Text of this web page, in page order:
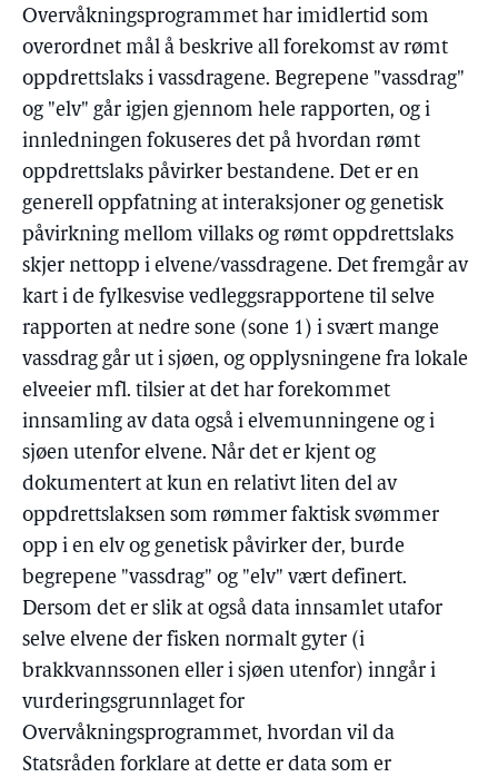
Overvåkningsprogrammet har imidlertid som
overordnet mål å beskrive all forekomst av rømt
oppdrettslaks i vassdragene. Begrepene "vassdrag"
og "elv" går igjen gjennom hele rapporten, og i
innledningen fokuseres det på hvordan rømt
oppdrettslaks påvirker bestandene. Det er en
generell oppfatning at interaksjoner og genetisk
påvirkning mellom villaks og rømt oppdrettslaks
skjer nettopp i elvene/vassdragene. Det fremgår av
kart i de fylkesvise vedleggsrapportene til selve
rapporten at nedre sone (sone 1) i svært mange
vassdrag går ut i sjøen, og opplysningene fra lokale
elveeier mfl. tilsier at det har forekommet
innsamling av data også i elvemunningene og i
sjøen utenfor elvene. Når det er kjent og
dokumentert at kun en relativt liten del av
oppdrettslaksen som rømmer faktisk svømmer
opp i en elv og genetisk påvirker der, burde
begrepene "vassdrag" og "elv" vært definert.
Dersom det er slik at også data innsamlet utafor
selve elvene der fisken normalt gyter (i
brakkvannssonen eller i sjøen utenfor) inngår i
vurderingsgrunnlaget for
Overvåkningsprogrammet, hvordan vil da
Statsråden forklare at dette er data som er